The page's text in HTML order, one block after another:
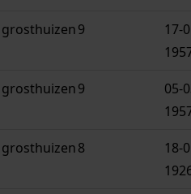
grosthuizen9
17-
grosthuizen9
05-
grosthuizen8
18-